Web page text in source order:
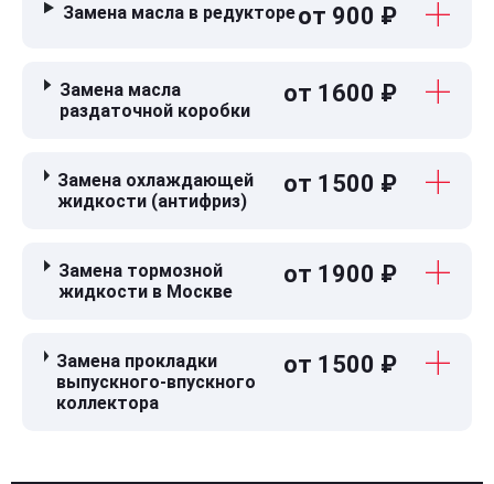
Замена масла в редуктореот 900 ₽
Замена масла
раздаточной коробки
от 1600 ₽
Замена охлаждающей
жидкости (антифриз)
от 1500 ₽
Замена тормозной
жидкости в Москве
от 1900 ₽
Замена прокладки
выпускного-впускного
коллектора
от 1500 ₽